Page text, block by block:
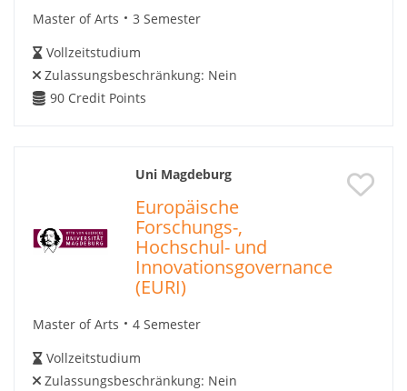
Master of Arts
3 Semester
Vollzeitstudium
Zulassungsbeschränkung: Nein
90 Credit Points
Uni Magdeburg
Europäische
Forschungs-,
Hochschul- und
Innovationsgovernance
(EURI)
Master of Arts
4 Semester
Vollzeitstudium
Zulassungsbeschränkung: Nein